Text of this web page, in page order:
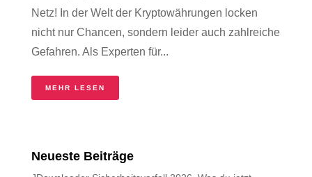
Netz! In der Welt der Kryptowährungen locken
nicht nur Chancen, sondern leider auch zahlreiche
Gefahren. Als Experten für...
MEHR LESEN
Neueste Beiträge